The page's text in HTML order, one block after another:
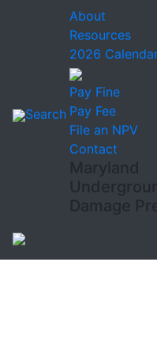
Search
About
Resources
2026
Pay Fine
Pay Fee
File an NPV
Contact
Maryland
Damage